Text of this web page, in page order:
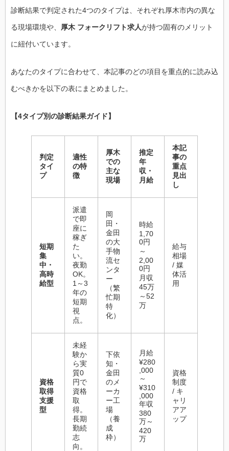
診断結果で判定された4つのタイプは、それぞれ厚木市内の異な
る現場環境や、 厚木 フォークリフト求人が持つ固有のメリット
に紐付いています。
あなたのタイプに合わせて、本記事のどの項目を重点的に読み込
むべきかを以下の表にまとめました。
【4タイプ別の診断結果ガイド】
判定
タイ
プ
適性
の特
徴
厚木
での
主な
現場
推定
年
収・
月給
本記
事の
重点
見出
し
短期
集
中・
高時
給型
派遣
で即
座に
稼ぎ
た
い。
夜勤
OK。
1～3
年の
短期
視
点。
岡
田・
金田
の大
手物
流セ
ンタ
ー
（繁
忙期
特
化）
時給
1,70
0円
～
2,00
0円
月収
45万
～52
万
給与
相場
/ 媒
体活
用
資格
取得
支援
型
未経
験か
ら実
質0
円で
資格
取
得。
長期
勤続
志
向。
下依
知・
金田
のメ
ーカ
ー工
場
（養
成
枠）
月給
¥280
,000
～
¥310
,000
年収
380
万～
420
万
資格
制度
/ キ
ャリ
アア
ップ